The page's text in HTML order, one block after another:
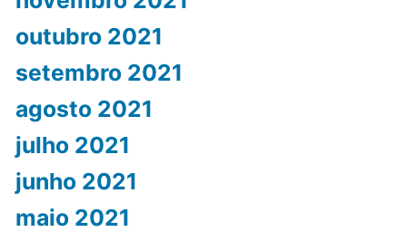
outubro 2021
setembro 2021
agosto 2021
julho 2021
junho 2021
maio 2021